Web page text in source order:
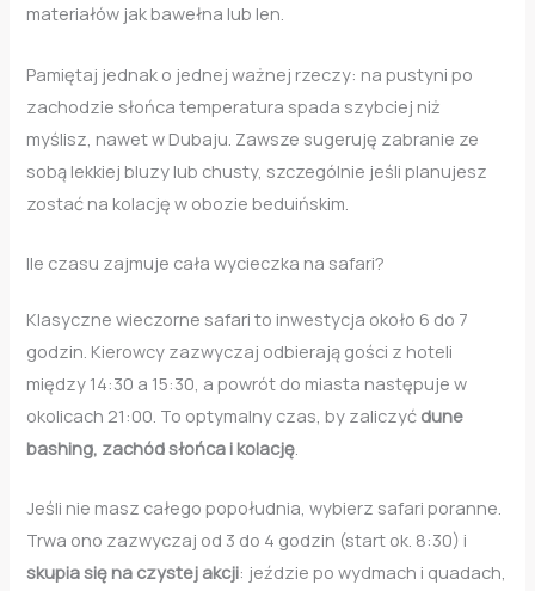
materiałów jak bawełna lub len.
Pamiętaj jednak o jednej ważnej rzeczy: na pustyni po
zachodzie słońca temperatura spada szybciej niż
myślisz, nawet w Dubaju. Zawsze sugeruję zabranie ze
sobą lekkiej bluzy lub chusty, szczególnie jeśli planujesz
zostać na kolację w obozie beduińskim.
Ile czasu zajmuje cała wycieczka na safari?
Klasyczne wieczorne safari to inwestycja około 6 do 7
godzin. Kierowcy zazwyczaj odbierają gości z hoteli
między 14:30 a 15:30, a powrót do miasta następuje w
okolicach 21:00. To optymalny czas, by zaliczyć dune
bashing, zachód słońca i kolację
Jeśli nie masz całego popołudnia, wybierz safari poranne.
Trwa ono zazwyczaj od 3 do 4 godzin (start ok. 8:30) i
skupia się na czystej akcji: jeździe po wydmach i quadach,